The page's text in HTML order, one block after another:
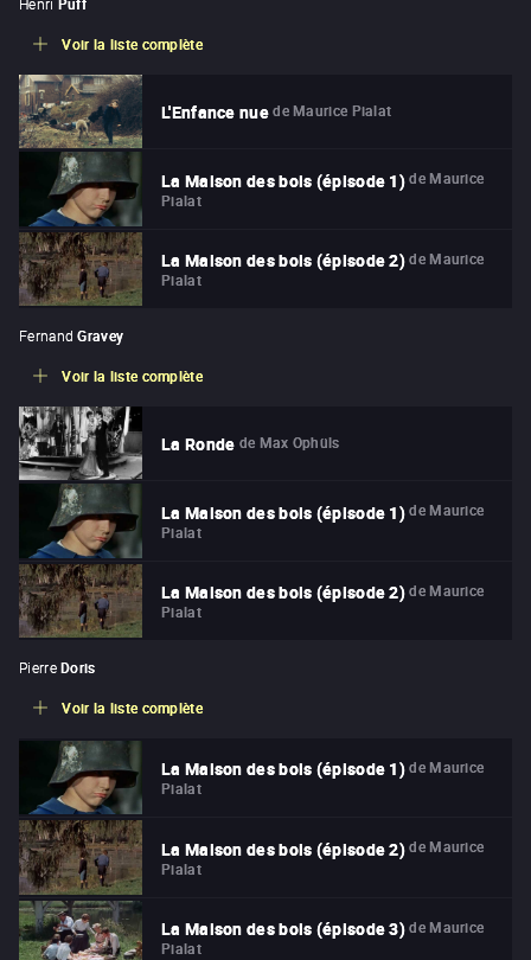
Voir la liste complète
L'Enfance nue de Maurice Pialat
La Maison des bois (épisode 1) de Maurice
Pialat
La Maison des bois (épisode 2) de Maurice
Pialat
Fernand Gravey
Voir la liste complète
La Ronde de Max Ophüls
La Maison des bois (épisode 1) de Maurice
Pialat
La Maison des bois (épisode 2) de Maurice
Pialat
Pierre Doris
Voir la liste complète
La Maison des bois (épisode 1) de Maurice
Pialat
La Maison des bois (épisode 2) de Maurice
Pialat
La Maison des bois (épisode 3) de Maurice
Pialat